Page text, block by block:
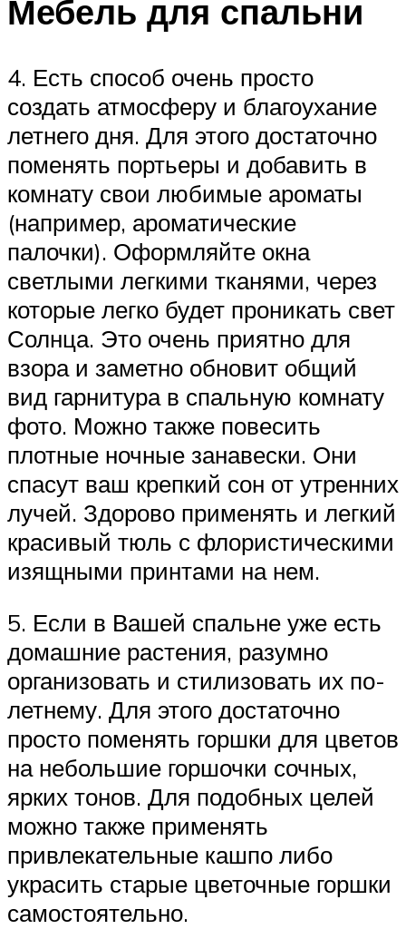
Мебель для спальни
4. Есть способ очень просто
создать атмосферу и благоухание
летнего дня. Для этого достаточно
поменять портьеры и добавить в
комнату свои любимые ароматы
(например, ароматические
палочки). Оформляйте окна
светлыми легкими тканями, через
которые легко будет проникать свет
Солнца. Это очень приятно для
взора и заметно обновит общий
вид гарнитура в спальную комнату
фото. Можно также повесить
плотные ночные занавески. Они
спасут ваш крепкий сон от утренних
лучей. Здорово применять и легкий
красивый тюль с флористическими
изящными принтами на нем.
5. Если в Вашей спальне уже есть
домашние растения, разумно
организовать и стилизовать их по-
летнему. Для этого достаточно
просто поменять горшки для цветов
на небольшие горшочки сочных,
ярких тонов. Для подобных целей
можно также применять
привлекательные кашпо либо
украсить старые цветочные горшки
самостоятельно.